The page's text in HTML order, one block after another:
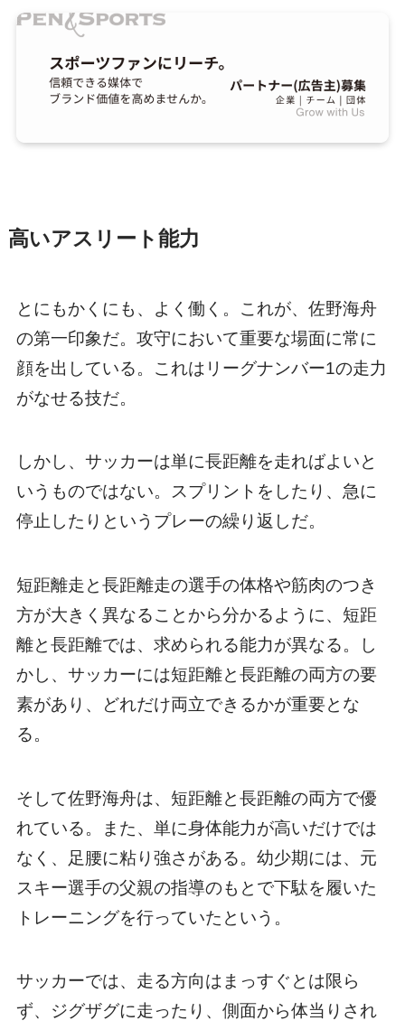
高いアスリート能力
とにもかくにも、よく働く。これが、佐野海舟
の第一印象だ。攻守において重要な場面に常に
顔を出している。これはリーグナンバー1の走力
がなせる技だ。
しかし、サッカーは単に長距離を走ればよいと
いうものではない。スプリントをしたり、急に
停止したりというプレーの繰り返しだ。
短距離走と長距離走の選手の体格や筋肉のつき
方が大きく異なることから分かるように、短距
離と長距離では、求められる能力が異なる。し
かし、サッカーには短距離と長距離の両方の要
素があり、どれだけ両立できるかが重要とな
る。
そして佐野海舟は、短距離と長距離の両方で優
れている。また、単に身体能力が高いだけでは
なく、足腰に粘り強さがある。幼少期には、元
スキー選手の父親の指導のもとで下駄を履いた
トレーニングを行っていたという。
サッカーでは、走る方向はまっすぐとは限ら
ず、ジグザグに走ったり、側面から体当りされ